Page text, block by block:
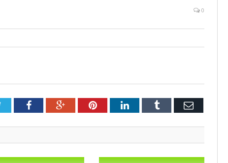
0
TwitterFacebookGoogle+PinterestLinkedInTumblr Email